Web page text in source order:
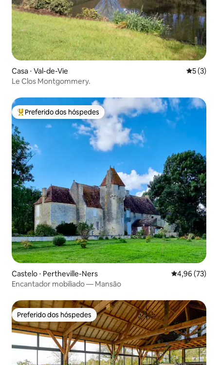
Casa ⋅ Val-de-Vie 5 de
5 (3)
Le Clos Montgommery.
Entre os melhores preferidos dos hóspedes
Preferido dos hóspedes
Castelo ⋅ Pertheville-Ners 4,96 de uma
4,96 (73)
Encantador mobiliado — Mansão
Preferido dos hóspedes
Preferido dos hóspedes